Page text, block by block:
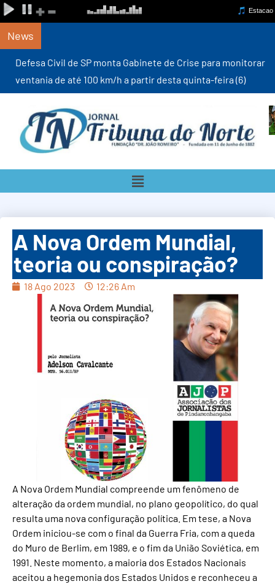
News
Defesa Civil de SP monta Gabinete de Crise para monitorar
ventania de até 100 km/h a partir desta quinta-feira (6)
A Nova Ordem Mundial,
teoria ou conspiração?
18 Ago 2023 12:26 Am
A Nova Ordem Mundial compreende um fenômeno de
alteração da ordem mundial, no plano geopolítico, do qual
resulta uma nova configuração política. Em tese, a Nova
Ordem iniciou-se com o final da Guerra Fria, com a queda
do Muro de Berlim, em 1989, e o fim da União Soviética, em
1991. Neste momento, a maioria dos Estados Nacionais
aceitou a hegemonia dos Estados Unidos e reconheceu a